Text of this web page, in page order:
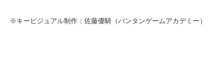
※キービジュアル制作：佐藤優騎（バンタンゲームアカデミー）